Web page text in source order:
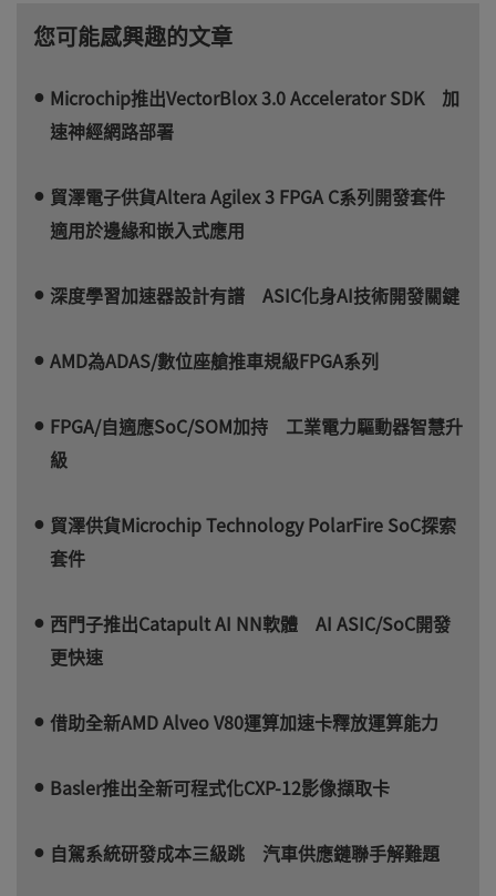
您可能感興趣的文章
Microchip推出VectorBlox 3.0 Accelerator SDK 加
速神經網路部署
貿澤電子供貨Altera Agilex 3 FPGA C系列開發套件
適用於邊緣和嵌入式應用
深度學習加速器設計有譜 ASIC化身AI技術開發關鍵
AMD為ADAS/數位座艙推車規級FPGA系列
FPGA/自適應SoC/SOM加持 工業電力驅動器智慧升
級
貿澤供貨Microchip Technology PolarFire SoC探索
套件
西門子推出Catapult AI NN軟體 AI ASIC/SoC開發
更快速
借助全新AMD Alveo V80運算加速卡釋放運算能力
Basler推出全新可程式化CXP-12影像擷取卡
自駕系統研發成本三級跳 汽車供應鏈聯手解難題